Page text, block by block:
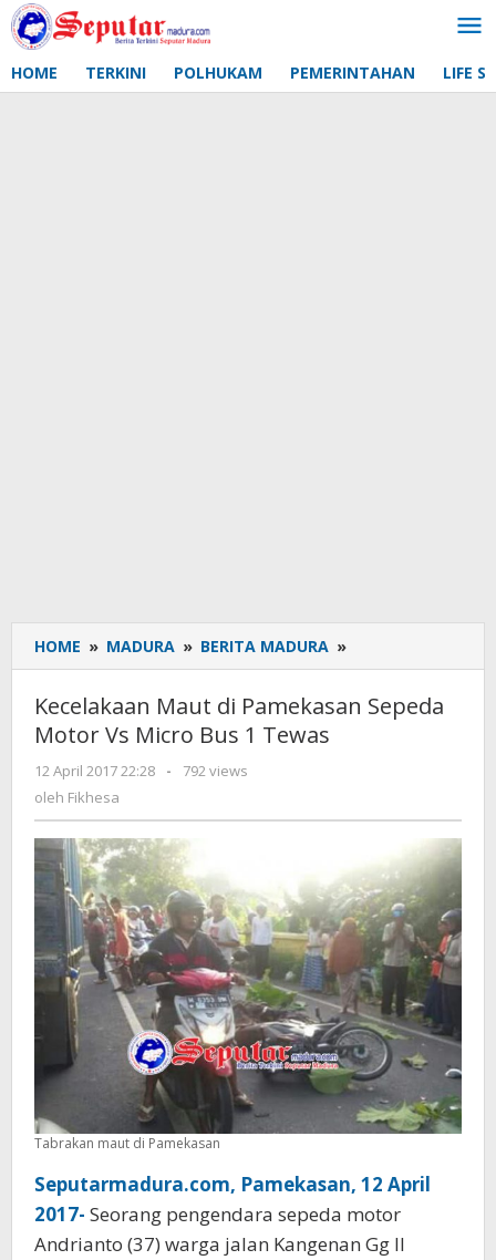
Lewati
ke
HOME TERKINI POLHUKAM PEMERINTAHAN LIFE
HOME » MADURA » BERITA MADURA »
Maut
Pamekasan
Tewas
Kecelakaan Maut di Pamekasan Sepeda
Motor Vs Micro Bus 1 Tewas
12 April 2017 22:28
oleh
-
792 views
oleh Fikhesa
Tabrakan maut di Pamekasan
Seputarmadura.com, Pamekasan, 12 April
2017- Seorang pengendara sepeda motor
Andrianto (37) warga jalan Kangenan Gg II